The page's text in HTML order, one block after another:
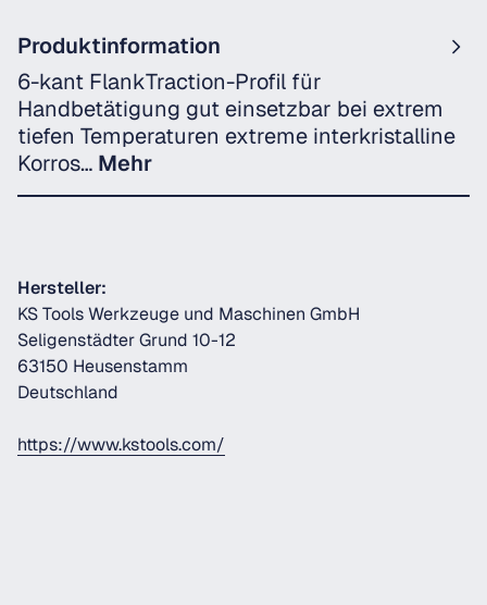
Produktinformation
6-kant FlankTraction-Profil für
Handbetätigung gut einsetzbar bei extrem
tiefen Temperaturen extreme interkristalline
Korros… Mehr
Hersteller:
KS Tools Werkzeuge und Maschinen GmbH
Seligenstädter Grund 10-12
63150 Heusenstamm
Deutschland
https://www.kstools.com/